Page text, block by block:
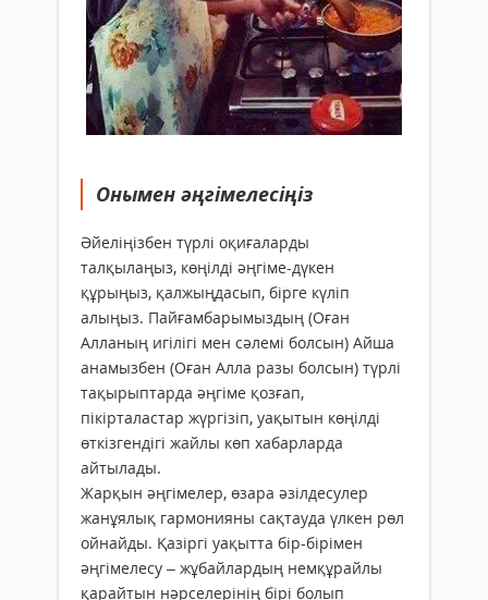
Онымен әңгімелесіңіз
Әйеліңізбен түрлі оқиғаларды
талқылаңыз, көңілді әңгіме-дүкен
құрыңыз, қалжыңдасып, бірге күліп
алыңыз. Пайғамбарымыздың (Оған
Алланың игілігі мен сәлемі болсын) Айша
анамызбен (Оған Алла разы болсын) түрлі
тақырыптарда әңгіме қозғап,
пікірталастар жүргізіп, уақытын көңілді
өткізгендігі жайлы көп хабарларда
айтылады.
Жарқын әңгімелер, өзара әзілдесулер
жанұялық гармонияны сақтауда үлкен рөл
ойнайды. Қазіргі уақытта бір-бірімен
әңгімелесу – жұбайлардың немқұрайлы
қарайтын нәрселерінің бірі болып